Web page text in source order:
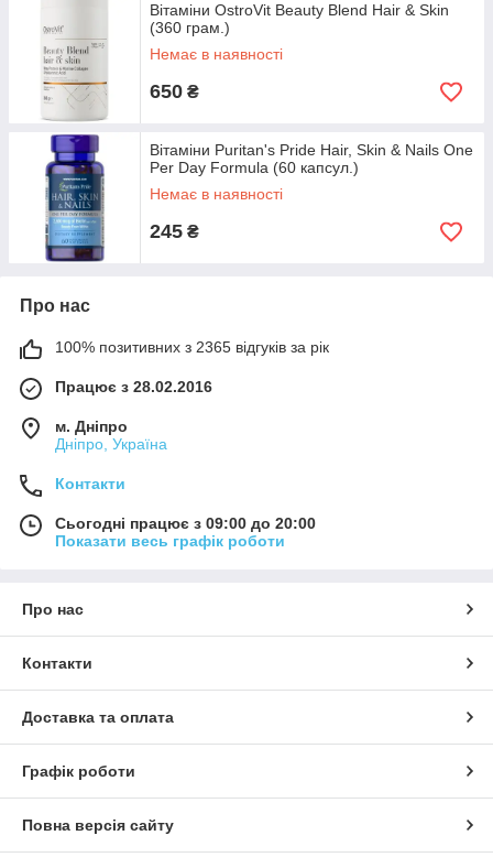
Вітаміни OstroVit Beauty Blend Hair & Skin
(360 грам.)
Немає в наявності
650 ₴
Вітаміни Puritan's Pride Hair, Skin & Nails One
Per Day Formula (60 капсул.)
Немає в наявності
245 ₴
Про нас
100% позитивних з 2365 відгуків за рік
Працює з 28.02.2016
м. Дніпро
Дніпро, Україна
Контакти
Сьогодні працює з 09:00 до 20:00
Показати весь графік роботи
Про нас
Контакти
Доставка та оплата
Графік роботи
Повна версія сайту